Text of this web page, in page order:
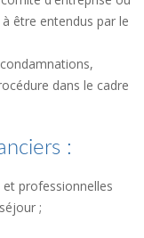
être entendus par le
dans le cadre
:
professionnelles
;